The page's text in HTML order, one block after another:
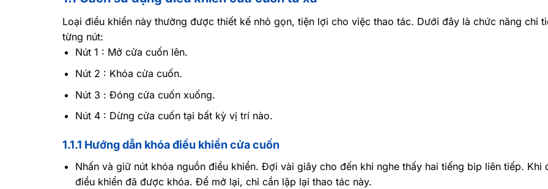
Loại điều khiển này thường được thiết kế nhỏ gọn, tiện lợi cho việc thao tác. Dưới đây là chức năng chi
từng nút:
Nút 1 : Mở cửa cuốn lên.
Nút 2 : Khóa cửa cuốn.
Nút 3 : Đóng cửa cuốn xuống.
Nút 4 : Dừng cửa cuốn tại bất kỳ vị trí nào.
1.1.1 Hướng dẫn khóa điều khiển cửa cuốn
Nhấn và giữ nút khóa nguồn điều khiển. Đợi vài giây cho đến khi nghe thấy hai tiếng bip liên tiếp. Khi
điều khiển đã được khóa. Để mở lại, chỉ cần lặp lại thao tác này.